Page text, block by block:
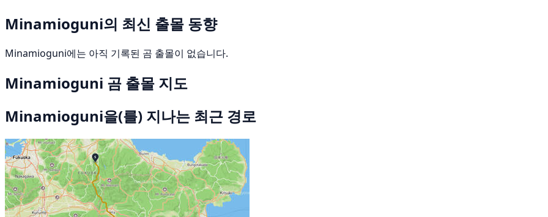
Minamioguni의 최신 출몰 동향
Minamioguni에는 아직 기록된 곰 출몰이 없습니다.
Minamioguni 곰 출몰 지도
Minamioguni을(를) 지나는 최근 경로